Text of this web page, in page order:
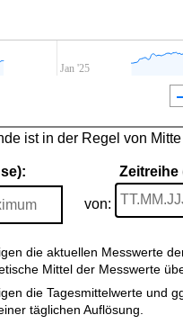
Jan '25
ist in der Regel von
Zeitreihe
von:
die aktuellen Messwerte
Mittel der Messwerte
die Tagesmittelwerte und
täglichen Auflösung.